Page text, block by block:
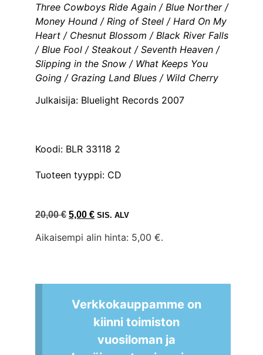
Three Cowboys Ride Again / Blue Norther /
Money Hound / Ring of Steel / Hard On My
Heart / Chesnut Blossom / Black River Falls
/ Blue Fool / Steakout / Seventh Heaven /
Slipping in the Snow / What Keeps You
Going / Grazing Land Blues / Wild Cherry
Julkaisija: Bluelight Records 2007
Koodi: BLR 33118 2
Tuoteen tyyppi: CD
20,00€ 5,00 € SIS. ALV
Aikaisempi alin hinta: 5,00 €.
Verkkokauppamme on
kiinni toimiston
vuosiloman ja